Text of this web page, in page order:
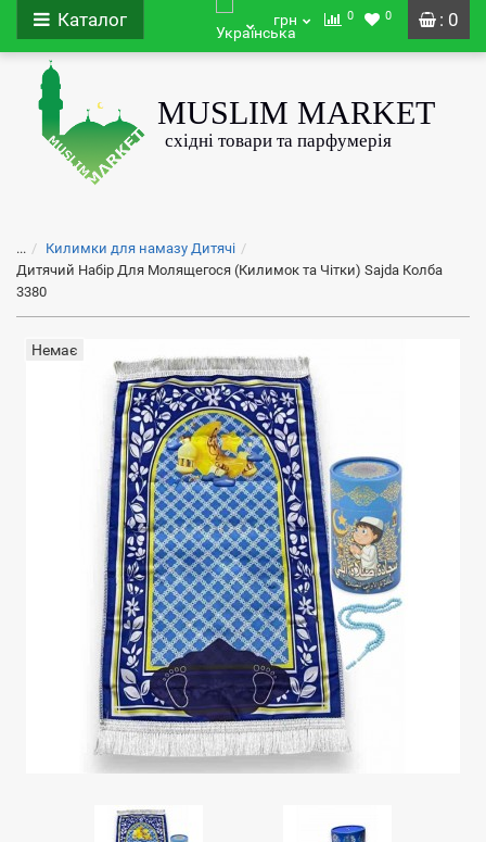
: 0
Каталог грн 0 0
...
Килимки для намазу Дитячі
Дитячий Набір Для Молящегося (Килимок та Чітки) Sajda Колба
3380
Немає